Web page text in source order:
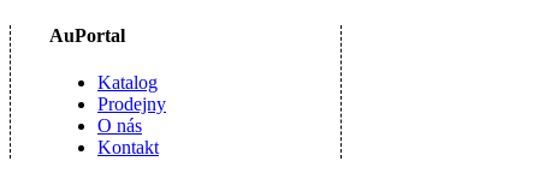
AuPortal
Katalog
Prodejny
O nás
Kontakt